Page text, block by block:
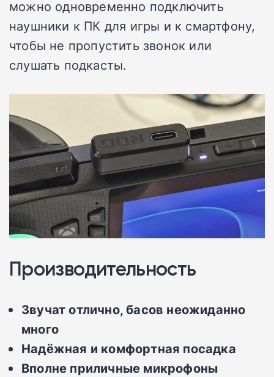
можно одновременно подключить
наушники к ПК для игры и к смартфону,
чтобы не пропустить звонок или
слушать подкасты.
Производительность
Звучат отлично, басов неожиданно
много
Надёжная и комфортная посадка
Вполне приличные микрофоны